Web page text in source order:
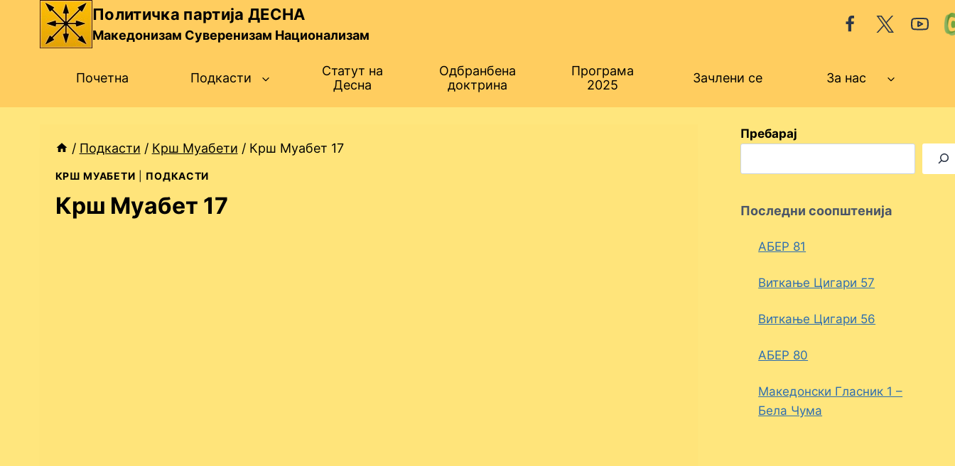
content
Политичка партија ДЕСНА
Македонизам Суверенизам Национализам
Почетна Подкасти
Статут на
Десна
Одбранбена
доктрина
Програма
2025
Зачлени се За нас
/ Подкасти / Крш Муабети / Крш Муабет 17
КРШ МУАБЕТИ ПОДКАСТИ
Крш Муабет 17
Пребарај
Последни соопштенија
АБЕР 81
Виткање Цигари 57
Виткање Цигари 56
АБЕР 80
Македонски Гласник 1 –
Бела Чума